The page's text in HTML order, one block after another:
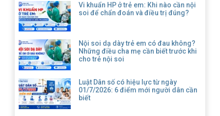
Vi khuẩn HP ở trẻ em: Khi nào cần nội
soi để chẩn đoán và điều trị đúng?
Nội soi dạ dày trẻ em có đau không?
Những điều cha mẹ cần biết trước khi
cho trẻ nội soi
Luật Dân số có hiệu lực từ ngày
01/7/2026: 6 điểm mới người dân cần
biết